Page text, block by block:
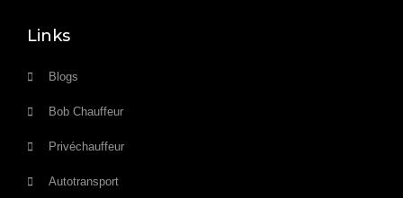
Links
Blogs
Bob Chauffeur
Privéchauffeur
Autotransport